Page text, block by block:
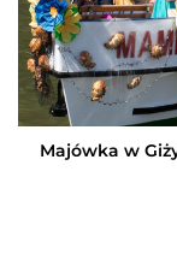
Majówka w